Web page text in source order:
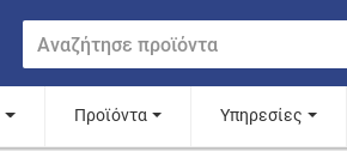
Προϊόντα Υπηρεσίες